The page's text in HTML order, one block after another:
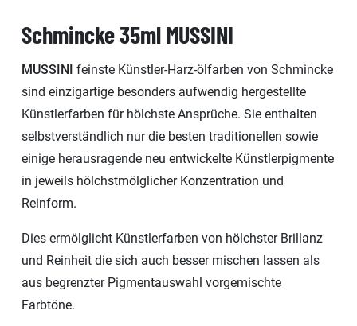
Schmincke 35ml MUSSINI
MUSSINI feinste Künstler-Harz-ölfarben von Schmincke
sind einzigartige besonders aufwendig hergestellte
Künstlerfarben für hölchste Ansprüche. Sie enthalten
selbstverständlich nur die besten traditionellen sowie
einige herausragende neu entwickelte Künstlerpigmente
in jeweils hölchstmölglicher Konzentration und
Reinform.
Dies ermölglicht Künstlerfarben von hölchster Brillanz
und Reinheit die sich auch besser mischen lassen als
aus begrenzter Pigmentauswahl vorgemischte
Farbtöne.